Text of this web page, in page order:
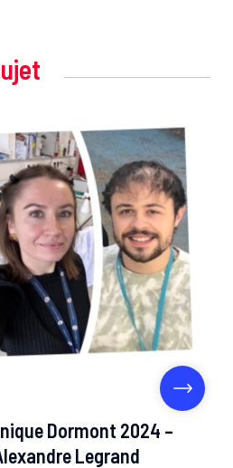
Dormont 2024 –
Legrand